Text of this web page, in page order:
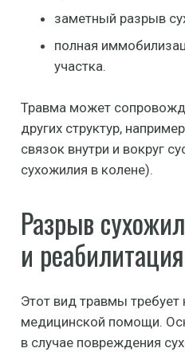
заметный разрыв
полная
участка.
Травма может
других структур,
связок внутри и вокруг
сухожилия в колене).
Разрыв
и реабилитация
Этот вид травмы
медицинской помощи.
в случае повреждения